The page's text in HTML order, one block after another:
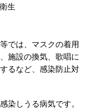
生
では、マスクの着用
施設の換気、歌唱に
るなど、感染防止対
染しうる病気です。